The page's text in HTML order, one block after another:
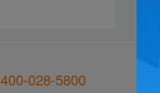
400-028-5800